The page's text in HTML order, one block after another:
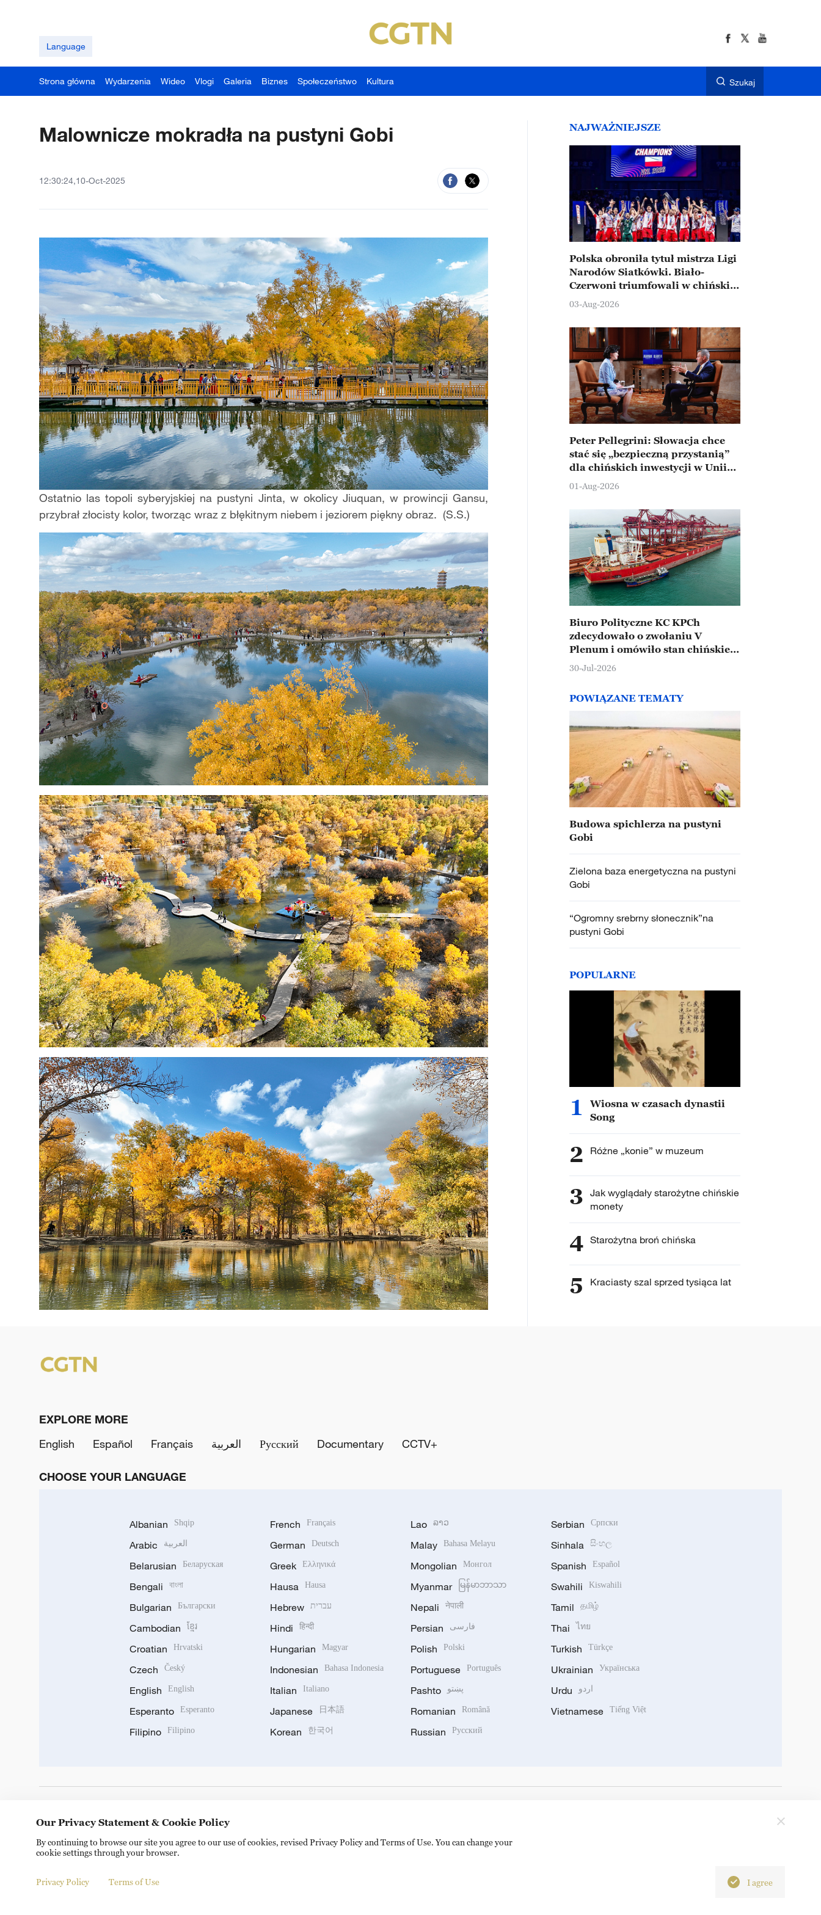
Language
Strona główna Wydarzenia Wideo Vlogi Galeria Biznes Społeczeństwo Kultura Szukaj
Malownicze mokradła na pustyni Gobi
12:30:24,10-Oct-2025
Ostatnio las topoli syberyjskiej na pustyni Jinta, w okolicy Jiuquan, w prowincji Gansu,
przybrał złocisty kolor, tworząc wraz z błękitnym niebem i jeziorem piękny obraz. (S.S.)
NAJWAŻNIEJSZE
Polska obroniła tytuł mistrza Ligi
Narodów Siatkówki. Biało-
Czerwoni triumfowali w chińskim
Ningbo
03-Aug-2026
Peter Pellegrini: Słowacja chce
stać się „bezpieczną przystanią”
dla chińskich inwestycji w Unii
Europejskiej
01-Aug-2026
Biuro Polityczne KC KPCh
zdecydowało o zwołaniu V
Plenum i omówiło stan chińskiej
gospodarki
30-Jul-2026
POWIĄZANE TEMATY
Budowa spichlerza na pustyni
Gobi
Zielona baza energetyczna na pustyni
Gobi
“Ogromny srebrny słonecznik”na
pustyni Gobi
POPULARNE
1
Wiosna w czasach dynastii
Song
2 Różne „konie” w muzeum
3 Jak wyglądały starożytne chińskie
monety
4 Starożytna broń chińska
5 Kraciasty szal sprzed tysiąca lat
EXPLORE MORE
English
Español Français العربية Русский Documentary CCTV+
CHOOSE YOUR LANGUAGE
Albanian Shqip
Arabic العربية
Belarusian Беларуская
Bengali বাংলা
Bulgarian Български
Cambodian ខ្មែរ
Croatian Hrvatski
Czech Český
English English
Esperanto Esperanto
Filipino Filipino
French Français
German Deutsch
Greek Ελληνικά
Hausa Hausa
Hebrew עברית
Hindi हिन्दी
Hungarian Magyar
Indonesian Bahasa Indonesia
Italian Italiano
Japanese 日本語
Korean 한국어
Lao ລາວ
Malay Bahasa Melayu
Mongolian Монгол
Myanmar မြန်မာဘာသာ
Nepali नेपाली
Persian فارسی
Polish Polski
Portuguese Português
Pashto پښتو
Romanian Română
Russian Русский
Serbian Српски
Sinhala සිංහල
Spanish Español
Swahili Kiswahili
Tamil தமிழ்
Thai ไทย
Turkish Türkçe
Ukrainian Українська
Urdu اردو
Vietnamese Tiếng Việt
Copyright © 2024 CGTN. 京ICP备20000184号
Our Privacy Statement & Cookie Policy
By continuing to browse our site you agree to our use of cookies, revised Privacy Policy and Terms of Use. You can change your
cookie settings through your browser.
Privacy Policy Terms of Use I agree